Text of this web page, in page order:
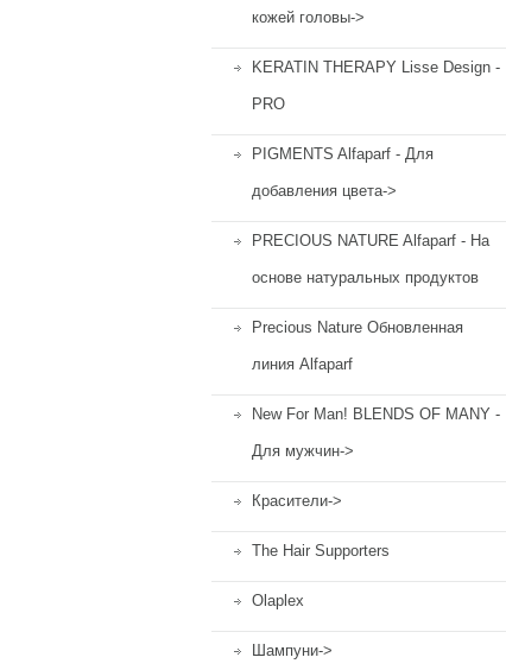
кожей головы->
KERATIN THERAPY Lisse Design -
PRO
PIGMENTS Alfaparf - Для
добавления цвета->
PRECIOUS NATURE Alfaparf - На
основе натуральных продуктов
Precious Nature Обновленная
линия Alfaparf
New For Man! BLENDS OF MANY -
Для мужчин->
Красители->
The Hair Supporters
Olaplex
Шампуни->